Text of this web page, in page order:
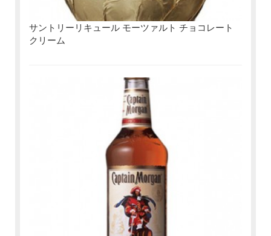
サントリーリキュール モーツァルト チョコレート
クリーム